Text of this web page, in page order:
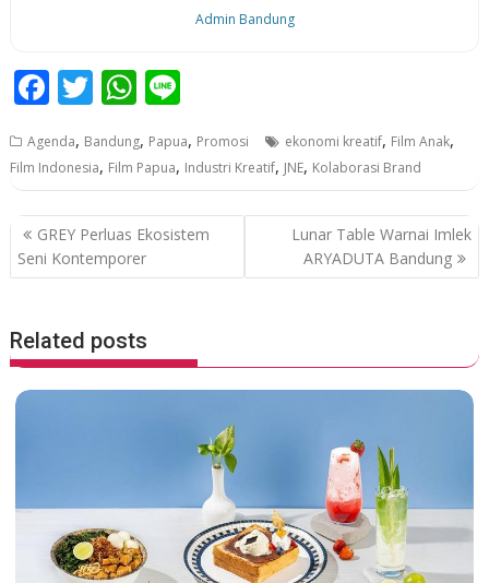
Admin Bandung
F
e
b
o
o
T
itt
er
W
at
s
A
p
e
Agenda, Bandung, Papua, Promosi ekonomi kreatif, Film Anak,
Film Indonesia, Film Papua, Industri Kreatif, JNE, Kolaborasi Brand
P
o
n
a
v
t
GREY Perluas Ekosistem
Seni Kontemporer
Lunar Table Warnai Imlek
ARYADUTA Bandung
Related posts